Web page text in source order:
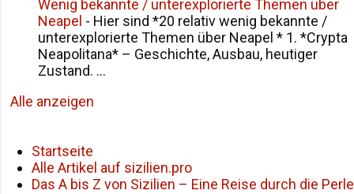
Wenig bekannte / unterexplorierte Themen über
Neapel - Hier sind *20 relativ wenig bekannte /
unterexplorierte Themen über Neapel * 1. *Crypta
Neapolitana* – Geschichte, Ausbau, heutiger
Zustand. ...
Alle anzeigen
Startseite
Alle Artikel auf sizilien.pro
Das A bis Z von Sizilien – Eine Reise durch die Perle